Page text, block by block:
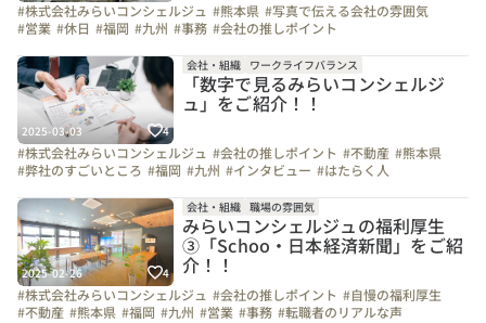
#株式会社みらいコンシェルジュ #熊本県 #写真で伝える会社の雰囲気
#営業 #休日 #福岡 #九州 #事務 #会社の推しポイント
#自慢の福利厚生 #社員紹介 #スキルアップ #面接担当の素顔
2025-03-03 4
会社・組織 ワークライフバランス
「数字で見るみらいコンシェルジ
ュ」をご紹介！！
#株式会社みらいコンシェルジュ #会社の推しポイント #不動産 #熊本県
#弊社のすごいところ #福岡 #九州 #インタビュー #はたらく人
#こだわりの仕事アイテム
2025-02-26 4
会社・組織 職場の雰囲気
みらいコンシェルジュの福利厚生
③「Schoo・日本経済新聞」をご紹
介！！
#株式会社みらいコンシェルジュ #会社の推しポイント #自慢の福利厚生
#不動産 #熊本県 #福岡 #九州 #営業 #事務 #転職者のリアルな声